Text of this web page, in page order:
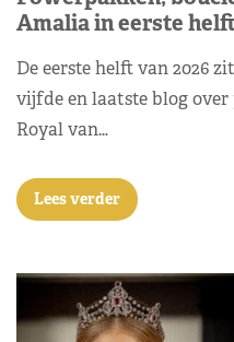
Amalia in eerste
De eerste helft van 2026
vijfde en laatste blog
Royal van…
Lees verder